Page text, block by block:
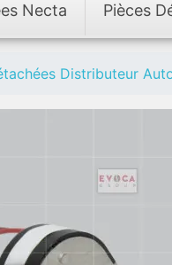
Necta Pièces
Distributeur